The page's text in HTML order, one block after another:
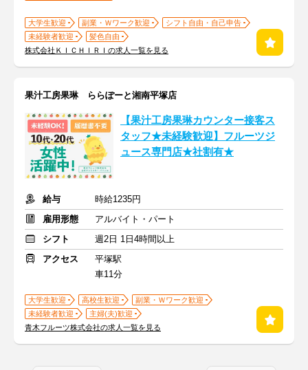
大学生歓迎 副業・Ｗワーク歓迎
シフト自由・自己申告
未経験者歓迎
髪色自由
株式会社ＫＩＣＨＩＲＩの求人一覧を見る
果汁工房果琳 ららぽーと湘南平塚店
【果汁工房果琳カウンター接客ス
タッフ★未経験歓迎】フルーツジ
ュース専門店★社割有★
給与
時給1235円
雇用形態
アルバイト・パート
シフト
週2日 1日4時間以上
アクセス
平塚駅
車11分
大学生歓迎 高校生歓迎
副業・Ｗワーク歓迎
未経験者歓迎
主婦(夫)歓迎
青木フルーツ株式会社の求人一覧を見る